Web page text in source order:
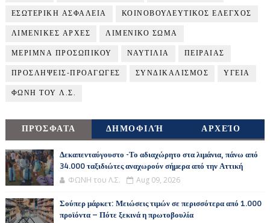
ΕΣΩΤΕΡΙΚΗ ΑΣΦΑΛΕΙΑ ΚΟΙΝΟΒΟΥΛΕΥΤΙΚΟΣ ΕΛΕΓΧΟΣ
ΛΙΜΕΝΙΚΕΣ ΑΡΧΕΣ ΛΙΜΕΝΙΚΟ ΣΩΜΑ
ΜΕΡΙΜΝΑ ΠΡΟΣΩΠΙΚΟΥ ΝΑΥΤΙΛΙΑ ΠΕΙΡΑΙΑΣ
ΠΡΟΣΛΗΨΕΙΣ-ΠΡΟΑΓΩΓΕΣ ΣΥΝΔΙΚΑΛΙΣΜΟΣ ΥΓΕΙΑ
ΦΩΝΗ ΤΟΥ Λ.Σ.
ΠΡΌΣΦΑΤΑ ΔΗΜΟΦΙΛΉ ΑΡΧΕΊΟ
Δεκαπενταύγουστο -Το αδιαχώρητο στα λιμάνια, πάνω από
34.000 ταξιδιώτες αναχωρούν σήμερα από την Αττική
ΦΩΝΗ του Λ.Σ. Aug 09, 2026
Σούπερ μάρκετ: Μειώσεις τιμών σε περισσότερα από 1.000
προϊόντα – Πότε ξεκινά η πρωτοβουλία